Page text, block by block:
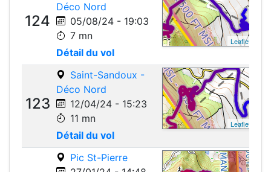
124
Déco Nord
05/08/24 - 19:03
7 mn
Détail du vol
Leaflet
123
Saint-Sandoux -
Déco Nord
12/04/24 - 15:23
11 mn
Détail du vol
Leaflet
Pic St-Pierre